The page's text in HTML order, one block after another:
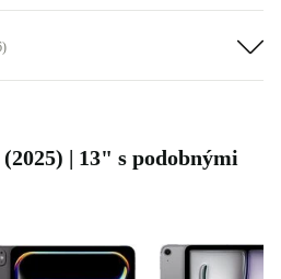
| 13" s podobnými